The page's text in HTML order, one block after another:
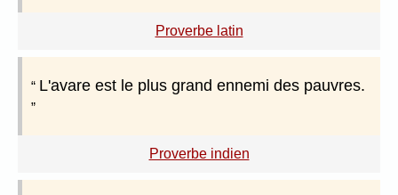
Proverbe latin
L'avare est le plus grand ennemi des pauvres.
Proverbe indien